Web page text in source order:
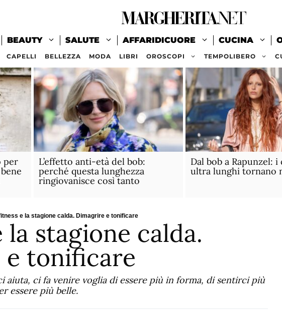
BEAUTY SALUTE AFFARIDICUORE CUCINA
CAPELLI BELLEZZA MODA LIBRI OROSCOPI TEMPOLIBERO
per
L’effetto anti-età del bob:
perché questa lunghezza
ringiovanisce così tanto
Dal bob a Rapunzel: i
ultra lunghi tornano
e la stagione calda. Dimagrire e tonificare
stagione calda.
tonificare
aiuta, ci fa venire voglia di essere più in forma, di sentirci più
essere più belle.